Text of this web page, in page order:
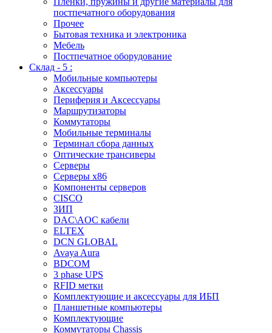
постпечатного оборудования
Прочее
Бытовая техника и электроника
Мебель
Постпечатное оборудование
Склад - 5 :
Мобильные компьютеры
Аксессуары
Периферия и Аксессуары
Маршрутизаторы
Коммутаторы
Мобильные терминалы
Терминал сбора данных
Оптические трансиверы
Серверы
Серверы x86
Компоненты серверов
CISCO
ЗИП
DAC\AOC кабели
ELTEX
DCN GLOBAL
Avaya Aura
BDCOM
3 phase UPS
RFID метки
Комплектующие и аксессуары для ИБП
Планшетные компьютеры
Комплектующие
Коммутаторы Chassis